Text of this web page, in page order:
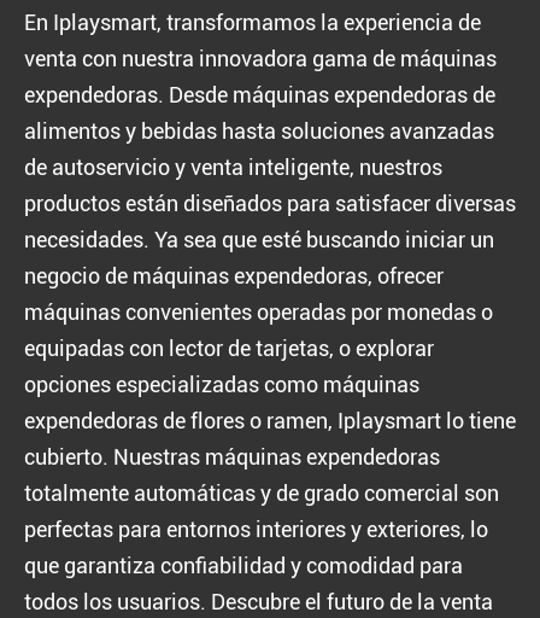
En Iplaysmart, transformamos la experiencia de
venta con nuestra innovadora gama de máquinas
expendedoras. Desde máquinas expendedoras de
alimentos y bebidas hasta soluciones avanzadas
de autoservicio y venta inteligente, nuestros
productos están diseñados para satisfacer diversas
necesidades. Ya sea que esté buscando iniciar un
negocio de máquinas expendedoras, ofrecer
máquinas convenientes operadas por monedas o
equipadas con lector de tarjetas, o explorar
opciones especializadas como máquinas
expendedoras de flores o ramen, Iplaysmart lo tiene
cubierto. Nuestras máquinas expendedoras
totalmente automáticas y de grado comercial son
perfectas para entornos interiores y exteriores, lo
que garantiza confiabilidad y comodidad para
todos los usuarios. Descubre el futuro de la venta